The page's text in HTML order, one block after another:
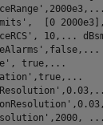
,2000e3, ...
,  [0
, 10, ...
,false, ...
, true, ...
,true, ...
,0.03,
,0.03,
,2000, ...